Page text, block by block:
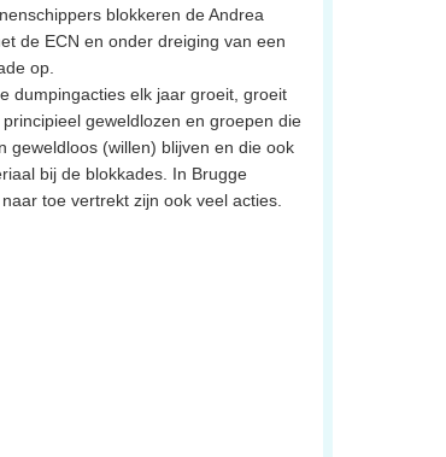
blokkeren de Andrea
de ECN en onder dreiging van een
op.
dumpingacties elk jaar groeit, groeit
geweldlozen en groepen die
geweldloos (willen) blijven en die ook
bij de blokkades. In Brugge
toe vertrekt zijn ook veel acties.